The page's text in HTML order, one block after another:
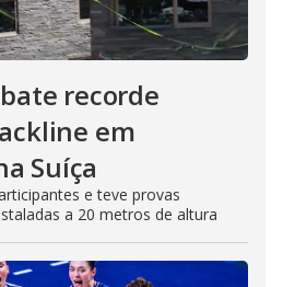
recorde
em
Suíça
e teve provas
a 20 metros de altura